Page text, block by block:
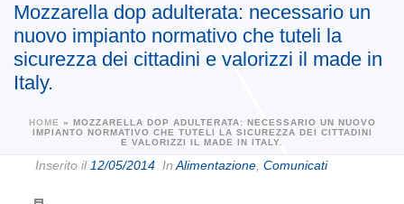
Mozzarella dop adulterata: necessario un
nuovo impianto normativo che tuteli la
sicurezza dei cittadini e valorizzi il made in
Italy.
HOME » MOZZARELLA DOP ADULTERATA: NECESSARIO UN NUOVO
IMPIANTO NORMATIVO CHE TUTELI LA SICUREZZA DEI CITTADINI
E VALORIZZI IL MADE IN ITALY.
Inserito il 12/05/2014 In Alimentazione Comunicati